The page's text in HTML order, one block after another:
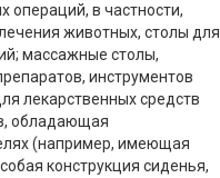
операций, в частности,
животных, столы для
массажные столы,
инструментов
лекарственных средств
обладающая
(например, имеющая
конструкция сиденья,